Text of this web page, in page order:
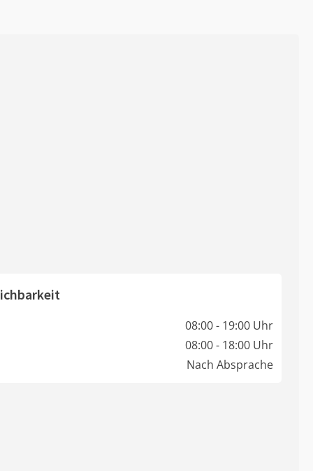
08:00 - 19:00 Uhr
08:00 - 18:00 Uhr
Nach Absprache